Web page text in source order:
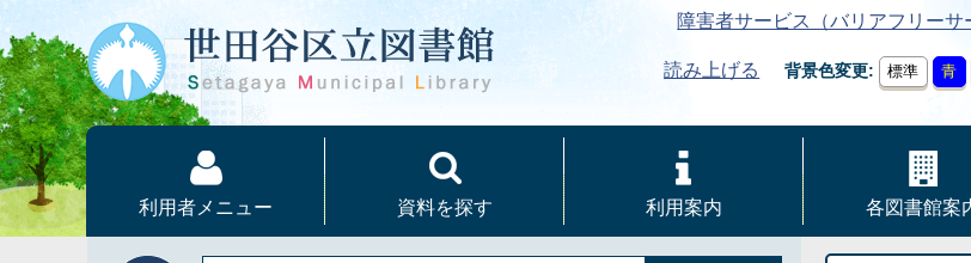
障害者サービス（バリアフリーサ
読み上げる 背景色変更 標準 青
利用者メニュー 資料を探す 利用案内 各図書館案